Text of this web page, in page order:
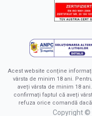
Acest website conține
vârsta de minim 18 ani.
aveți vârsta de minim 18
confirmați faptul că aveți
refuza orice comandă
Copyright ©